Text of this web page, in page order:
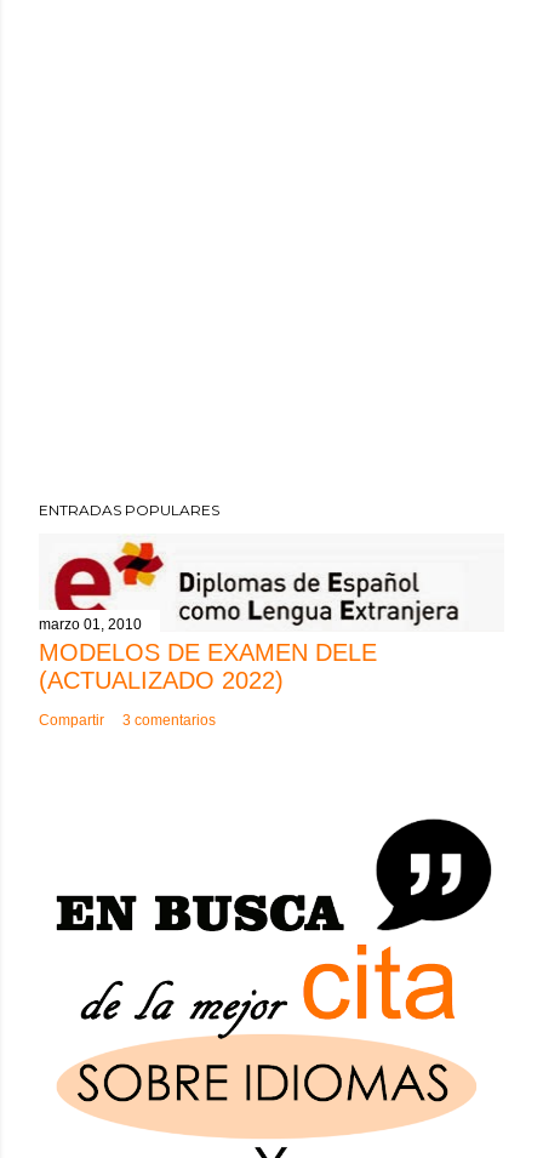
ENTRADAS POPULARES
marzo 01, 2010
MODELOS DE EXAMEN DELE
(ACTUALIZADO 2022)
Compartir 3 comentarios